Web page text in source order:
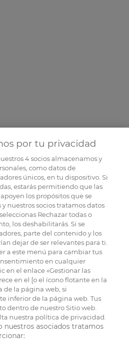
por tu privacidad
4socios almacenamos y
como datos de
únicos, en tu dispositivo. Si
estarás permitiendo que las
los propósitos que se
nuestros socios tratamos datos
Rechazar todas o
los deshabilitarás. Si se
parte del contenido y los
dejar de ser relevantes para ti.
a este menú para cambiar tus
en cualquier
en el enlace «Gestionar las
en el [o el ícono flotante en la
de la página web, si
inferior de la página web. Tus
dentro de nuestro Sitio web.
nuestra política de privacidad.
nuestros asociados tratamos